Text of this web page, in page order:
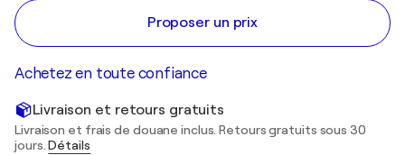
Proposer un prix
Achetez en toute confiance
Livraison et retours gratuits
Livraison et frais de douane inclus. Retours gratuits sous 30
jours.Détails